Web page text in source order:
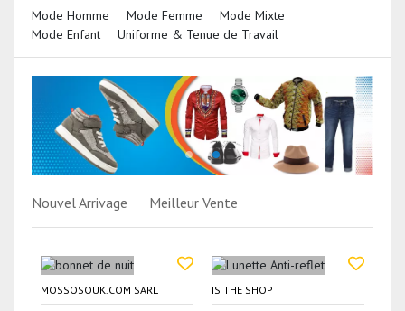
Mode Homme Mode Femme
Mode Mixte
Mode Enfant
Uniforme & Tenue de Travail
Nouvel Arrivage Meilleur Vente
MOSSOSOUK.COM SARL IS THE SHOP